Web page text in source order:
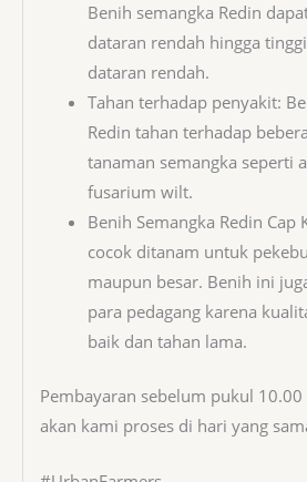
Benih semangka Redin
dataran rendah hingga
dataran rendah.
Tahan terhadap penyakit:
Redin tahan terhadap
tanaman semangka seperti
fusarium wilt.
Benih Semangka Redin Cap
cocok ditanam untuk
maupun besar. Benih ini
para pedagang karena
baik dan tahan lama.
Pembayaran sebelum pukul 10.00
akan kami proses di hari yang